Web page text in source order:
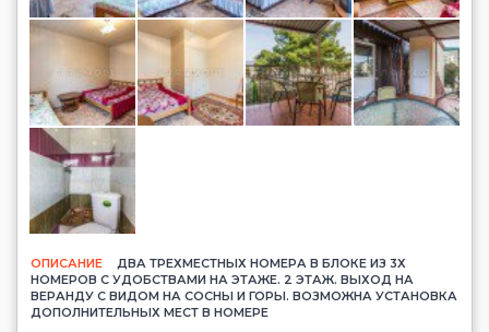
ОПИСАНИЕ
ДВА ТРЕХМЕСТНЫХ НОМЕРА В БЛОКЕ ИЗ 3Х
НОМЕРОВ С УДОБСТВАМИ НА ЭТАЖЕ. 2 ЭТАЖ. ВЫХОД НА
ВЕРАНДУ С ВИДОМ НА СОСНЫ И ГОРЫ. ВОЗМОЖНА УСТАНОВКА
ДОПОЛНИТЕЛЬНЫХ МЕСТ В НОМЕРЕ